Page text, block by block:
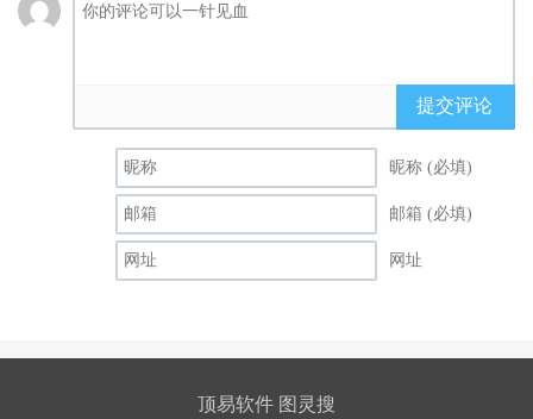
提交评论
昵称 (必填)
邮箱 (必填)
网址
顶易软件 图灵搜